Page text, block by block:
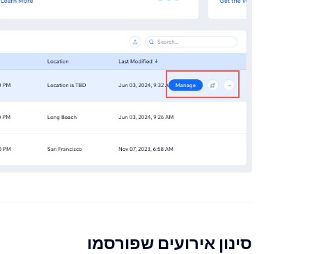
סינון אירועים שפורסמו